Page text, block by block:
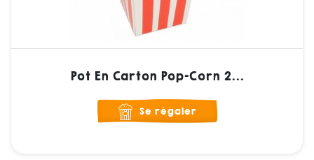
Pot En Carton Pop-Corn 2...
Se régaler